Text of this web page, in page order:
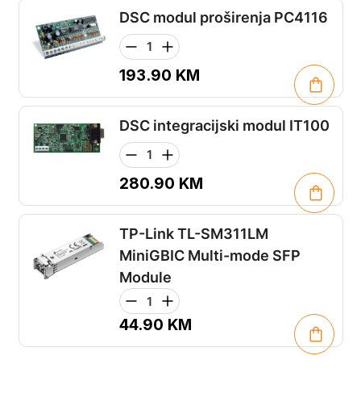
DSC modul proširenja PC4116
193.90 KM
DSC integracijski modul IT100
280.90 KM
TP-Link TL-SM311LM
MiniGBIC Multi-mode SFP
Module
44.90 KM